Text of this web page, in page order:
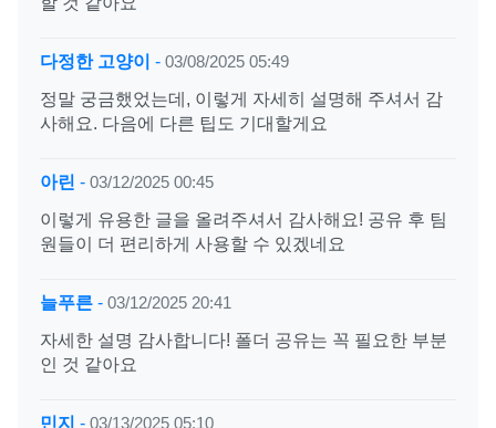
다정한 고양이 - 03/08/2025 05:49
정말 궁금했었는데, 이렇게 자세히 설명해 주셔서 감
사해요. 다음에 다른 팁도 기대할게요
아린 - 03/12/2025 00:45
이렇게 유용한 글을 올려주셔서 감사해요! 공유 후 팀
원들이 더 편리하게 사용할 수 있겠네요
늘푸른 - 03/12/2025 20:41
자세한 설명 감사합니다! 폴더 공유는 꼭 필요한 부분
인 것 같아요
민지 - 03/13/2025 05:10